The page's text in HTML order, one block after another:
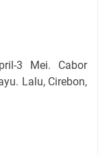
3 Mei. Cabor
Lalu, Cirebon,